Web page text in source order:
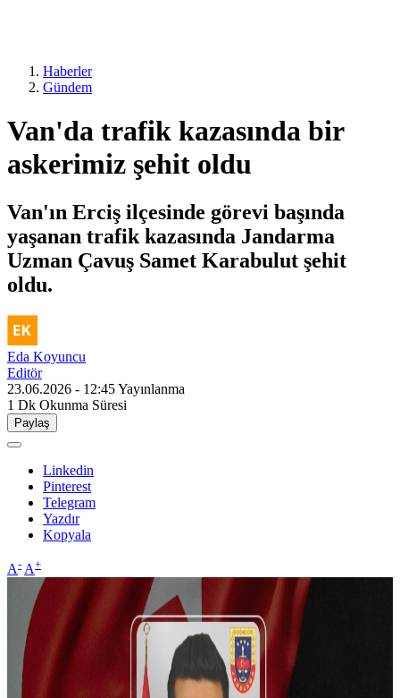
Haberler
Gündem
Van'da trafik kazasında bir
askerimiz şehit oldu
Van'ın Erciş ilçesinde görevi başında
yaşanan trafik kazasında Jandarma
Uzman Çavuş Samet Karabulut şehit
oldu.
Eda Koyuncu
Editör
23.06.2026 - 12:45Yayınlanma
1 Dk Okunma Süresi
Paylaş
Linkedin
Pinterest
Telegram
Yazdır
Kopyala
A- A+